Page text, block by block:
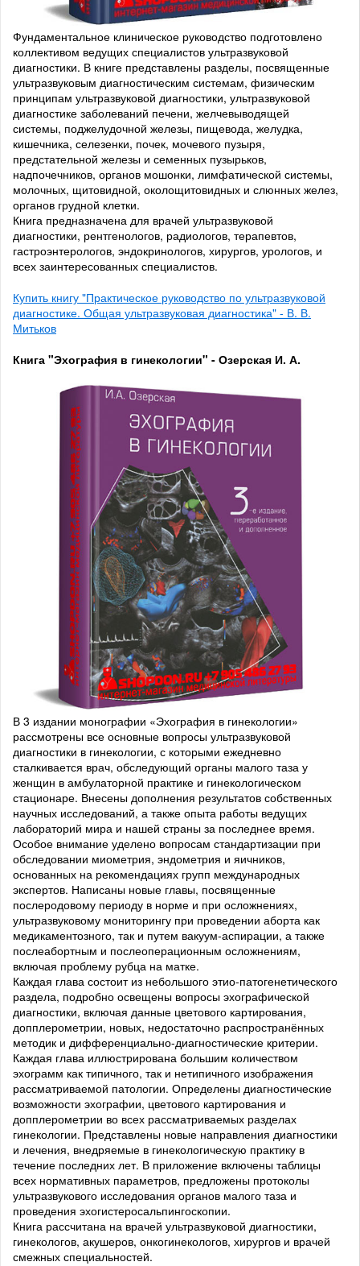
Фундаментальное клиническое руководство подготовлено
коллективом ведущих специалистов ультразвуковой
диагностики. В книге представлены разделы, посвященные
ультразвуковым диагностическим системам, физическим
принципам ультразвуковой диагностики, ультразвуковой
диагностике заболеваний печени, желчевыводящей
системы, поджелудочной железы, пищевода, желудка,
кишечника, селезенки, почек, мочевого пузыря,
предстательной железы и семенных пузырьков,
надпочечников, органов мошонки, лимфатической системы,
молочных, щитовидной, околощитовидных и слюнных желез,
органов грудной клетки.
Книга предназначена для врачей ультразвуковой
диагностики, рентгенологов, радиологов, терапевтов,
гастроэнтерологов, эндокринологов, хирургов, урологов, и
всех заинтересованных специалистов.
Купить книгу "Практическое руководство по ультразвуковой
диагностике. Общая ультразвуковая диагностика" - В. В.
Митьков
Книга "Эхография в гинекологии" - Озерская И. А.
В 3 издании монографии «Эхография в гинекологии»
рассмотрены все основные вопросы ультразвуковой
диагностики в гинекологии, с которыми ежедневно
сталкивается врач, обследующий органы малого таза у
женщин в амбулаторной практике и гинекологическом
стационаре. Внесены дополнения результатов собственных
научных исследований, а также опыта работы ведущих
лабораторий мира и нашей страны за последнее время.
Особое внимание уделено вопросам стандартизации при
обследовании миометрия, эндометрия и яичников,
основанных на рекомендациях групп международных
экспертов. Написаны новые главы, посвященные
послеродовому периоду в норме и при осложнениях,
ультразвуковому мониторингу при проведении аборта как
медикаментозного, так и путем вакуум-аспирации, а также
послеабортным и послеоперационным осложнениям,
включая проблему рубца на матке.
Каждая глава состоит из небольшого этио-патогенетического
раздела, подробно освещены вопросы эхографической
диагностики, включая данные цветового картирования,
допплерометрии, новых, недостаточно распространённых
методик и дифференциально-диагностические критерии.
Каждая глава иллюстрирована большим количеством
эхограмм как типичного, так и нетипичного изображения
рассматриваемой патологии. Определены диагностические
возможности эхографии, цветового картирования и
допплерометрии во всех рассматриваемых разделах
гинекологии. Представлены новые направления диагностики
и лечения, внедряемые в гинекологическую практику в
течение последних лет. В приложение включены таблицы
всех нормативных параметров, предложены протоколы
ультразвукового исследования органов малого таза и
проведения эхогистеросальпингоскопии.
Книга рассчитана на врачей ультразвуковой диагностики,
гинекологов, акушеров, онкогинекологов, хирургов и врачей
смежных специальностей.